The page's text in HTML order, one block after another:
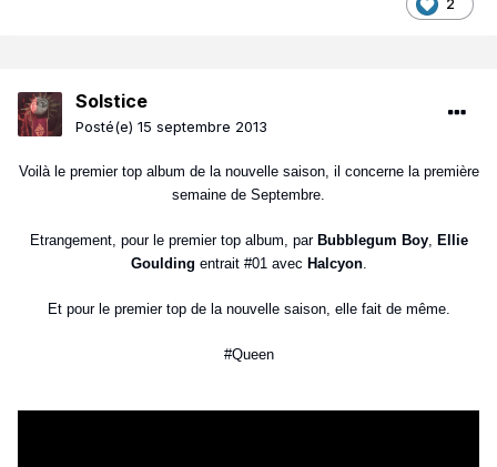
2
Solstice
Posté(e) 15 septembre 2013
Voilà le premier top album de la nouvelle saison, il concerne la première
semaine de Septembre.
Etrangement, pour le premier top album, par Bubblegum Boy, Ellie
Goulding entrait #01 avec Halcyon.
Et pour le premier top de la nouvelle saison, elle fait de même.
#Queen